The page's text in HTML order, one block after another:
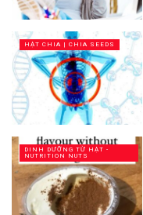
HẠT CHIA | CHIA SEEDS
DINH DƯỠNG TỪ HẠT -
NUTRITION NUTS